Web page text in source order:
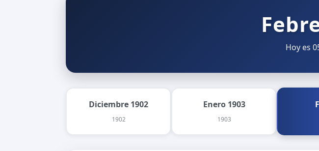
Hoy es
Diciembre 1902
1902
Enero 1903
1903